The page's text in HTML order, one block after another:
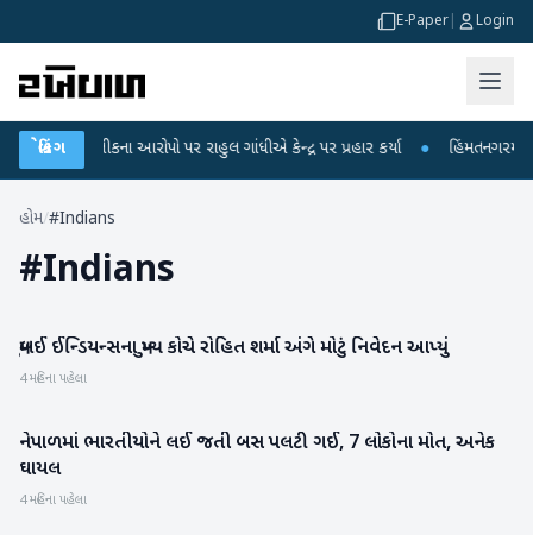
E-Paper Login
બ્રેકિંગ
પરીક્ષા લીકના આરોપો પર રાહુલ ગાંધીએ કેન્દ્ર પર પ્રહાર કર્યા ● હિંમતનગરમાં
હોમ/#Indians
#Indians
રમતગમત
મુંબઈ ઈન્ડિયન્સના મુખ્ય કોચે રોહિત શર્મા અંગે મોટું નિવેદન આપ્યું
4 મહિના પહેલા
રાષ્ટ્રીય
નેપાળમાં ભારતીયોને લઈ જતી બસ પલટી ગઈ, 7 લોકોના મોત, અનેક
ઘાયલ
4 મહિના પહેલા